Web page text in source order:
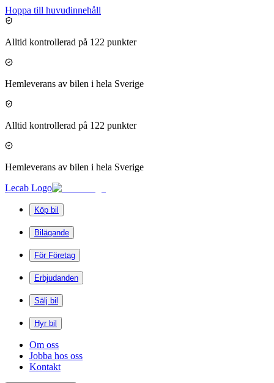
Hoppa till huvudinnehåll
Alltid kontrollerad på 122 punkter
Hemleverans av bilen i hela Sverige
Alltid kontrollerad på 122 punkter
Hemleverans av bilen i hela Sverige
Lecab Logo
Köp bil
Bilägande
För Företag
Erbjudanden
Sälj bil
Hyr bil
Om oss
Jobba hos oss
Kontakt